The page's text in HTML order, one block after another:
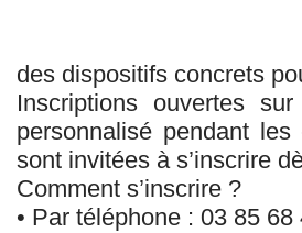
des dispositifs concrets
Inscriptions ouvertes
personnalisé pendant
sont invitées à s’inscrire
Comment s’inscrire ?
• Par téléphone : 03 85 68